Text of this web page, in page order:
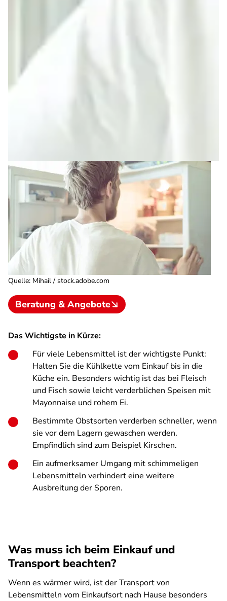
Quelle: Mihail / stock.adobe.com
Beratung & Angebote
Das Wichtigste in Kürze:
Für viele Lebensmittel ist der wichtigste Punkt:
Halten Sie die Kühlkette vom Einkauf bis in die
Küche ein. Besonders wichtig ist das bei Fleisch
und Fisch sowie leicht verderblichen Speisen mit
Mayonnaise und rohem Ei.
Bestimmte Obstsorten verderben schneller, wenn
sie vor dem Lagern gewaschen werden.
Empfindlich sind zum Beispiel Kirschen.
Ein aufmerksamer Umgang mit schimmeligen
Lebensmitteln verhindert eine weitere
Ausbreitung der Sporen.
Was muss ich beim Einkauf und
Transport beachten?
Wenn es wärmer wird, ist der Transport von
Lebensmitteln vom Einkaufsort nach Hause besonders